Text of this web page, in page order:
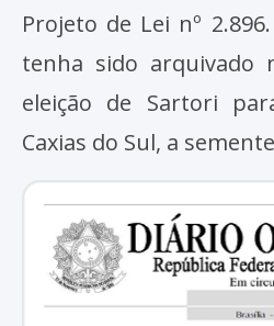
Projeto de Lei nº
tenha sido arquivado
eleição de Sartori
Caxias do Sul, a